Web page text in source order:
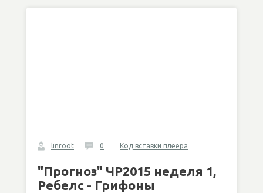
linroot 0 Код вставки плеера
"Прогноз" ЧР2015 неделя 1,
Ребелс - Грифоны